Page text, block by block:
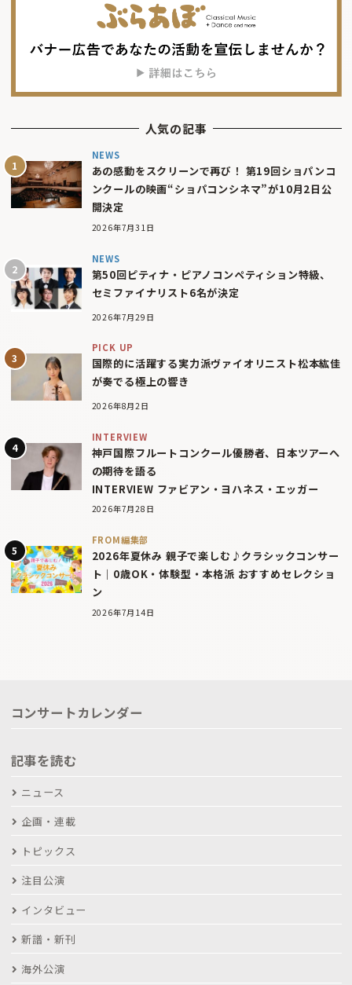
人気の記事
NEWS
あの感動をスクリーンで再び！ 第19回ショパンコ
ンクールの映画“ショパコンシネマ”が10月2日公
開決定
2026年7月31日
NEWS
第50回ピティナ・ピアノコンペティション特級、
セミファイナリスト6名が決定
2026年7月29日
PICK UP
国際的に活躍する実力派ヴァイオリニスト松本紘佳
が奏でる極上の響き
2026年8月2日
INTERVIEW
神戸国際フルートコンクール優勝者、日本ツアーへ
の期待を語る
INTERVIEW ファビアン・ヨハネス・エッガー
2026年7月28日
FROM編集部
2026年夏休み 親子で楽しむ♪クラシックコンサー
ト｜0歳OK・体験型・本格派 おすすめセレクショ
ン
2026年7月14日
コンサートカレンダー
記事を読む
ニュース
企画・連載
トピックス
注目公演
インタビュー
新譜・新刊
海外公演